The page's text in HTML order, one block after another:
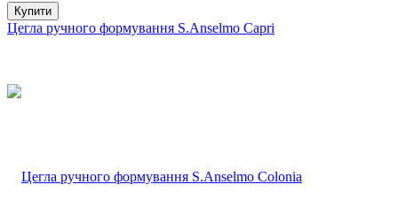
Купити
Цегла ручного формування S.Anselmo Capri